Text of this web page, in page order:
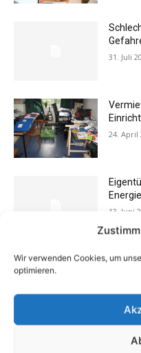
Wir verwenden Cookies, um
optimieren.
31. Juli
24. April
13. Juni